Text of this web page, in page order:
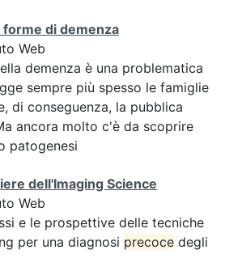
forme di demenza
Web
demenza è una problematica
sempre più spesso le famiglie
di conseguenza, la pubblica
ancora molto c'è da scoprire
patogenesi
dell'Imaging Science
Web
e le prospettive delle tecniche
per una diagnosi precoce degli